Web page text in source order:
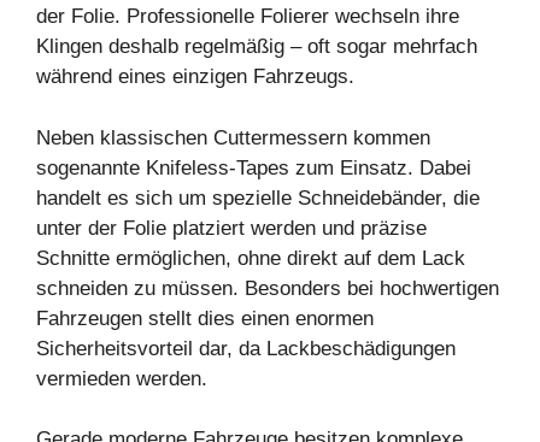
der Folie. Professionelle Folierer wechseln ihre
Klingen deshalb regelmäßig – oft sogar mehrfach
während eines einzigen Fahrzeugs.
Neben klassischen Cuttermessern kommen
sogenannte Knifeless-Tapes zum Einsatz. Dabei
handelt es sich um spezielle Schneidebänder, die
unter der Folie platziert werden und präzise
Schnitte ermöglichen, ohne direkt auf dem Lack
schneiden zu müssen. Besonders bei hochwertigen
Fahrzeugen stellt dies einen enormen
Sicherheitsvorteil dar, da Lackbeschädigungen
vermieden werden.